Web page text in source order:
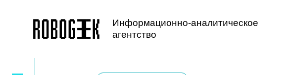
Информационно-аналитическое
агентство